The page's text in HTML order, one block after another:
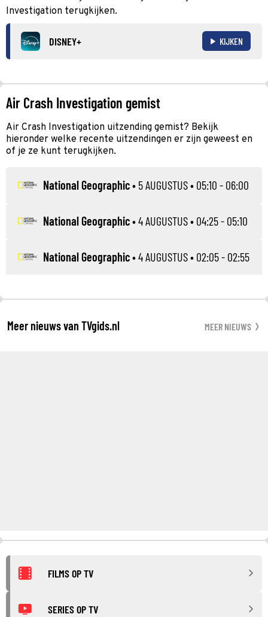
Investigation terugkijken.
DISNEY+ KIJKEN
Air Crash Investigation gemist
Air Crash Investigation uitzending gemist? Bekijk
hieronder welke recente uitzendingen er zijn geweest en
of je ze kunt terugkijken.
National Geographic• 5 AUGUSTUS• 05:10 - 06:00
National Geographic•4 AUGUSTUS• 04:25 - 05:10
National Geographic•4 AUGUSTUS• 02:05 - 02:55
Meer nieuws van TVgids.nl MEER NIEUWS
FILMS OP TV
SERIES OP TV